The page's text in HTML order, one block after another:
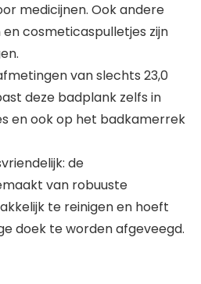
medicijnen. Ook andere
cosmeticaspulletjes zijn
van slechts 23,0
deze badplank zelfs in
en ook op het badkamerrek
de
van robuuste
te reinigen en hoeft
doek te worden afgeveegd.